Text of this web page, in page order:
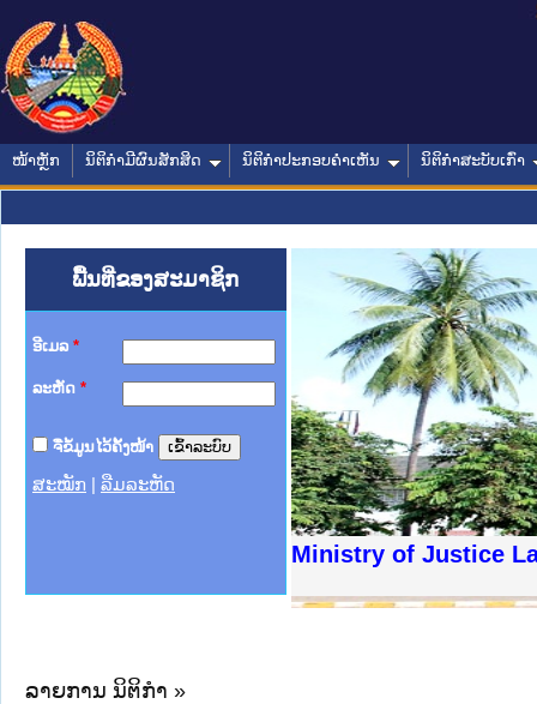
ໜ້າຫຼັກ ນິຕິກໍາມີຜົນສັກສິດ ນິຕິກໍາປະກອບຄໍາເຫັນ ນິຕິກໍາສະບັບເກົ່າ
ພື້ນທີ່ຂອງສະມາຊິກ
ອີເມລ *
ລະຫັດ *
ຈື່ຂໍ້ມູນໄວ້ຄັ້ງໜ້າ
ສະໝັກ ລືມລະຫັດ
Ministry of Justice
າຊົນ ພາກເໜືອ
ການ
ກາງ
ໃຕ້
ຕຳຫຼວດປະຊາຊົນ
ສັນຕິບານປະຊາຊົນ
ກເໜືອ
າຊົນ ພາກກາງ
ລາຍການ ນິຕິກໍາ »